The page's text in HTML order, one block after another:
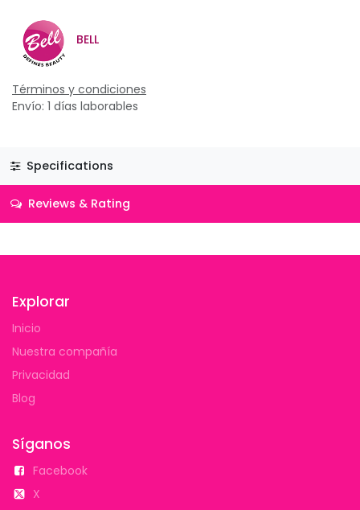
BELL
Términos y condiciones
Envío: 1 días laborables
Specifications
Reviews & Rating
Explorar
Inicio
Nuestra compañía
Privacidad
Blog
Síganos
Facebook
X